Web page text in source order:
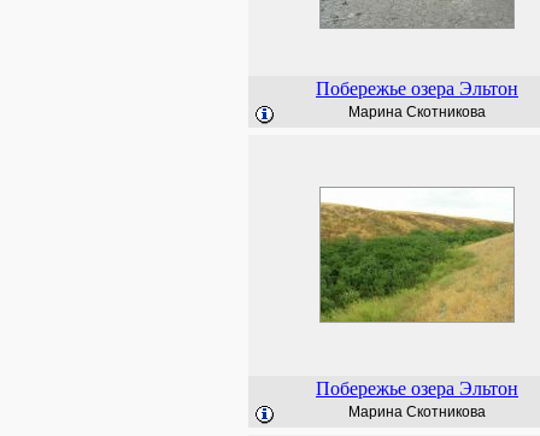
Побережье озера Эльтон
Марина Скотникова
Побережье озера Эльтон
Марина Скотникова